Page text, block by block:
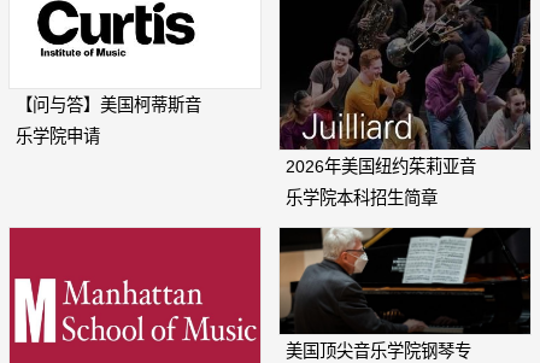
【问与答】美国柯蒂斯音
乐学院申请
2026年美国纽约茱莉亚音
乐学院本科招生简章
美国顶尖音乐学院钢琴专